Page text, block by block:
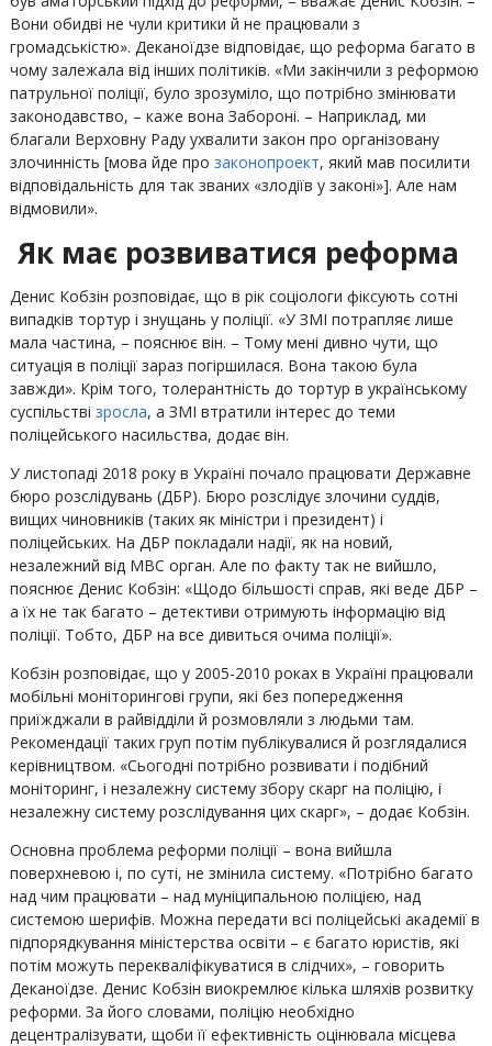
Вони обидві не чули критики й не працювали з
громадськістю». Деканоїдзе відповідає, що реформа багато в
чому залежала від інших політиків. «Ми закінчили з реформою
патрульної поліції, було зрозуміло, що потрібно змінювати
законодавство, – каже вона Забороні. – Наприклад, ми
благали Верховну Раду ухвалити закон про організовану
злочинність [мова йде про законопроект, який мав посилити
відповідальність для так званих «злодіїв у законі»]. Але нам
відмовили».
Як має розвиватися реформа
Денис Кобзін розповідає, що в рік соціологи фіксують сотні
випадків тортур і знущань у поліції. «У ЗМІ потрапляє лише
мала частина, – пояснює він. – Тому мені дивно чути, що
ситуація в поліції зараз погіршилася. Вона такою була
завжди». Крім того, толерантність до тортур в українському
суспільстві зросла, а ЗМІ втратили інтерес до теми
поліцейського насильства, додає він.
У листопаді 2018 року в Україні почало працювати Державне
бюро розслідувань (ДБР). Бюро розслідує злочини суддів,
вищих чиновників (таких як міністри і президент) і
поліцейських. На ДБР покладали надії, як на новий,
незалежний від МВС орган. Але по факту так не вийшло,
пояснює Денис Кобзін: «Щодо більшості справ, які веде ДБР –
а їх не так багато – детективи отримують інформацію від
поліції. Тобто, ДБР на все дивиться очима поліції».
Кобзін розповідає, що у 2005-2010 роках в Україні працювали
мобільні моніторингові групи, які без попередження
приїжджали в райвідділи й розмовляли з людьми там.
Рекомендації таких груп потім публікувалися й розглядалися
керівництвом. «Сьогодні потрібно розвивати і подібний
моніторинг, і незалежну систему збору скарг на поліцію, і
незалежну систему розслідування цих скарг», – додає Кобзін.
Основна проблема реформи поліції – вона вийшла
поверхневою і, по суті, не змінила систему. «Потрібно багато
над чим працювати – над муніципальною поліцією, над
системою шерифів. Можна передати всі поліцейські академії в
підпорядкування міністерства освіти – є багато юристів, які
потім можуть перекваліфікуватися в слідчих», – говорить
Деканоїдзе. Денис Кобзін виокремлює кілька шляхів розвитку
реформи. За його словами, поліцію необхідно
децентралізувати, щоби її ефективність оцінювала місцева